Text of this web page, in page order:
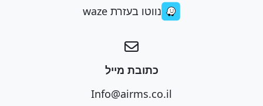
נווטו בעזרת waze
כתובת מייל
Info@airms.co.il